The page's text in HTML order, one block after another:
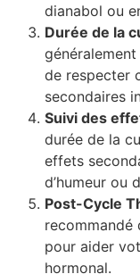
dianabol ou
Durée de la
de respecter
secondaires
Suivi des
durée de la
effets
d’humeur ou
Post-Cycle
recommandé
pour aider
hormonal.